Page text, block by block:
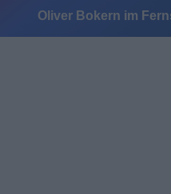
Oliver Bokern im